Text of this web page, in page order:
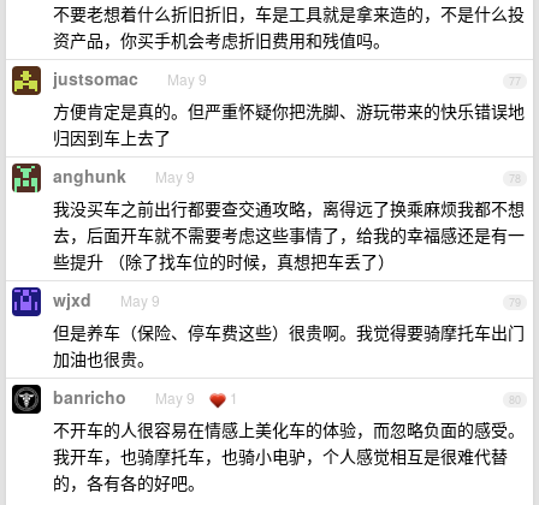
不要老想着什么折旧折旧，车是工具就是拿来造的，不是什么投
资产品，你买手机会考虑折旧费用和残值吗。
77
justsomac May 9
方便肯定是真的。但严重怀疑你把洗脚、游玩带来的快乐错误地
归因到车上去了
78
anghunk May 9
我没买车之前出行都要查交通攻略，离得远了换乘麻烦我都不想
去，后面开车就不需要考虑这些事情了，给我的幸福感还是有一
些提升 （除了找车位的时候，真想把车丢了）
79
wjxd May 9
但是养车（保险、停车费这些）很贵啊。我觉得要骑摩托车出门
加油也很贵。
80
banricho May 9 1
不开车的人很容易在情感上美化车的体验，而忽略负面的感受。
我开车，也骑摩托车，也骑小电驴，个人感觉相互是很难代替
的，各有各的好吧。